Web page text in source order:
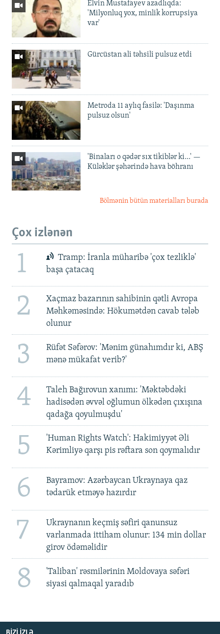
Elvin Mustafayev azadlıqda:
'Milyonluq yox, minlik korrupsiya
var'
Gürcüstan ali təhsili pulsuz etdi
Metroda 11 aylıq fasilə: 'Daşınma
pulsuz olsun'
'Binaları o qədər sıx tikiblər ki...' —
Küləklər şəhərində hava böhranı
Bölmənin bütün materialları burada
Çox izlənən
1
Tramp: İranla müharibə 'çox tezliklə'
başa çatacaq
2
Xaçmaz bazarının sahibinin qətli Avropa
Məhkəməsində: Hökumətdən cavab tələb
olunur
3
Rüfət Səfərov: 'Mənim günahımdır ki, ABŞ
mənə mükafat verib?'
4
Taleh Bağırovun xanımı: 'Məktəbdəki
hadisədən əvvəl oğlumun ölkədən çıxışına
qadağa qoyulmuşdu'
5
'Human Rights Watch': Hakimiyyət Əli
Kərimliyə qarşı pis rəftara son qoymalıdır
6
Bayramov: Azərbaycan Ukraynaya qaz
tədarük etməyə hazırdır
7
Ukraynanın keçmiş səfiri qanunsuz
varlanmada ittiham olunur: 134 min dollar
girov ödəməlidir
8
'Taliban' rəsmilərinin Moldovaya səfəri
siyasi qalmaqal yaradıb